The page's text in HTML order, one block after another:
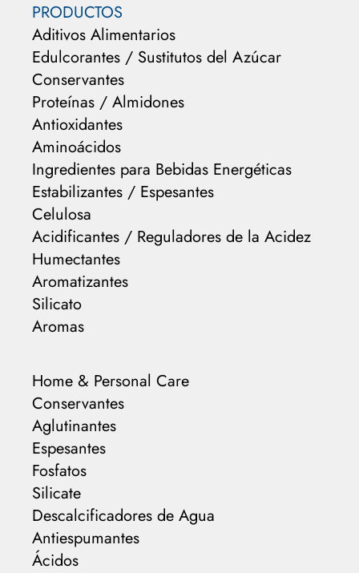
PRODUCTOS
Aditivos Alimentarios
Edulcorantes / Sustitutos del Azúcar
Conservantes
Proteínas / Almidones
Antioxidantes
Aminoácidos
Ingredientes para Bebidas Energéticas
Estabilizantes / Espesantes
Celulosa
Acidificantes / Reguladores de la Acidez
Humectantes
Aromatizantes
Silicato
Aromas
Home & Personal Care
Conservantes
Aglutinantes
Espesantes
Fosfatos
Silicate
Descalcificadores de Agua
Antiespumantes
Ácidos